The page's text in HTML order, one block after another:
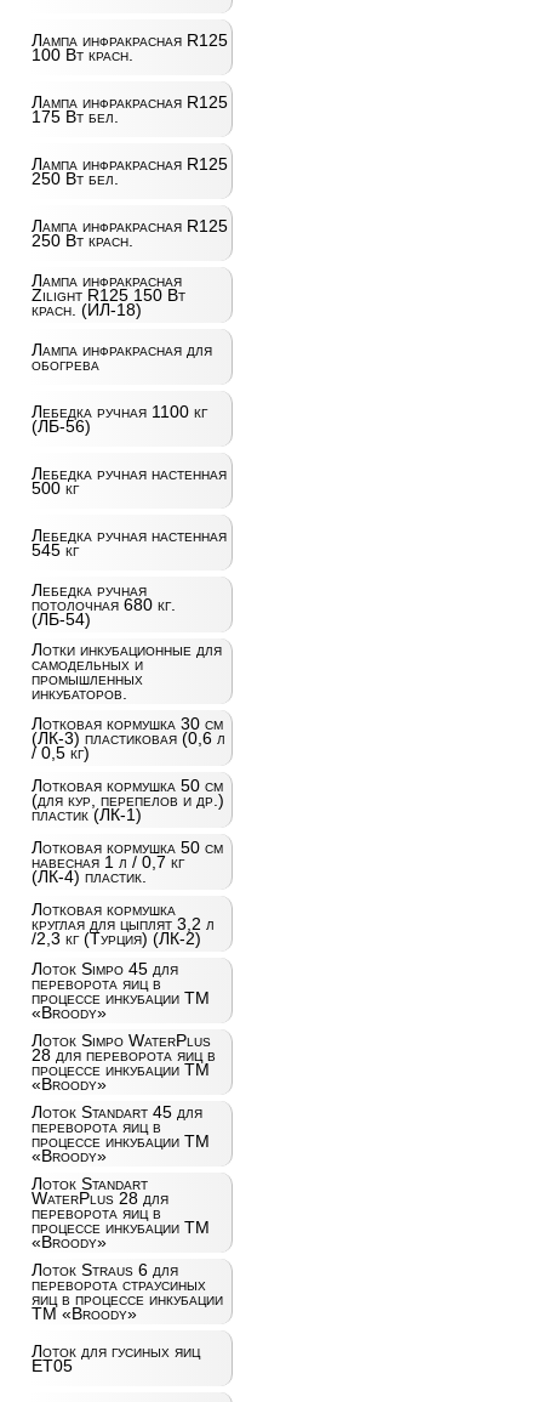
Лампа инфракрасная R125
100 Вт красн.
Лампа инфракрасная R125
175 Вт бел.
Лампа инфракрасная R125
250 Вт бел.
Лампа инфракрасная R125
250 Вт красн.
Лампа инфракрасная
Zilight R125 150 Вт
красн. (ИЛ-18)
Лампа инфракрасная для
обогрева
Лебедка ручная 1100 кг
(ЛБ-56)
Лебедка ручная настенная
500 кг
Лебедка ручная настенная
545 кг
Лебедка ручная
потолочная 680 кг.
(ЛБ-54)
Лотки инкубационные для
самодельных и
промышленных
инкубаторов.
Лотковая кормушка 30 см
(ЛК-3) пластиковая (0,6 л
/ 0,5 кг)
Лотковая кормушка 50 см
(для кур, перепелов и др.)
пластик (ЛК-1)
Лотковая кормушка 50 см
навесная 1 л / 0,7 кг
(ЛК-4) пластик.
Лотковая кормушка
круглая для цыплят 3,2 л
/2,3 кг (Турция) (ЛК-2)
Лоток Simpo 45 для
переворота яиц в
процессе инкубации ТМ
«Broody»
Лоток Simpo WaterPlus
28 для переворота яиц в
процессе инкубации ТМ
«Broody»
Лоток Standart 45 для
переворота яиц в
процессе инкубации ТМ
«Broody»
Лоток Standart
WaterPlus 28 для
переворота яиц в
процессе инкубации ТМ
«Broody»
Лоток Straus 6 для
переворота страусиных
яиц в процессе инкубации
ТМ «Broody»
Лоток для гусиных яиц
ET05